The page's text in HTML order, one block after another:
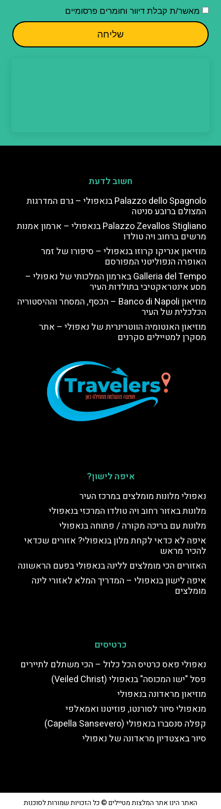
מאשר/ת קבלת דיוור וחומרים פרסומיים
שליחה
חשוב לדעת
Palazzo dello Spagnolo בנאפולי – גרם המדרגות
המצולם ברובע סניטה
Palazzo Zevallos Stigliano בנאפולי – ארמון אמנות
מרשים ברחוב ויה טולדו
מוזיאון אנריקו קרוזו בנאפולי – סיפורו של זמר
האופרה הנפוליטני המפורסם
Galleria del Tempo בארמון המלכותי של נאפולי –
מסע אינטראקטיבי בתולדות העיר
מוזיאון Banco di Napoli – הכסף, המסחר וההיסטוריה
הכלכלית של העיר
מוזיאון האנטומיה הווטרינרית של נאפולי – אתר
מסקרן למטיילים סקרנים
איפה לישון?
נאפולי מלונות מומלצים במרכז העיר
מלונות באזור רחוב ויה טולדו המרכזי בנאפולי
מלונות עם בריכה מקורה / פתוחה בנאפולי
איפה לא כדאי לקחת מלון בנאפולי? אזורים שכדאי
להכיר מראש
האזורים הכי מומלצים ללינה בנאפולי בפעם הראשונה
איפה לישון בנאפולי – המדריך המלא לאזורי לינה
מומלצים
כרטיסים
נאפולי פאס כרטיס הכל כלול – הכי משתלם לתיירים
פסל "ישו המכוסה" בנאפולי (Veiled Christ)
מוזיאון מראדונה בנאפולי
מנאפולי סיור לסורנטו, פוזיטנו ואמאלפי
קפלה סנסברו בנאפולי (Capella Sansevero)
סיור באצטדיון מראדונה של נאפולי
האתר הינו אתר המלצות מטיילים © כל הזכויות שמורות לסוכנות